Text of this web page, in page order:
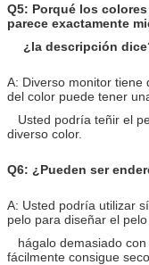
Q5: Porqué los
parece exactamente
¿la descripción
A: Diverso monitor tiene
del color puede tener
Usted podría teñir el
diverso color.
Q6: ¿Pueden ser
A: Usted podría utilizar
pelo para diseñar el
hágalo demasiado
fácilmente consigue